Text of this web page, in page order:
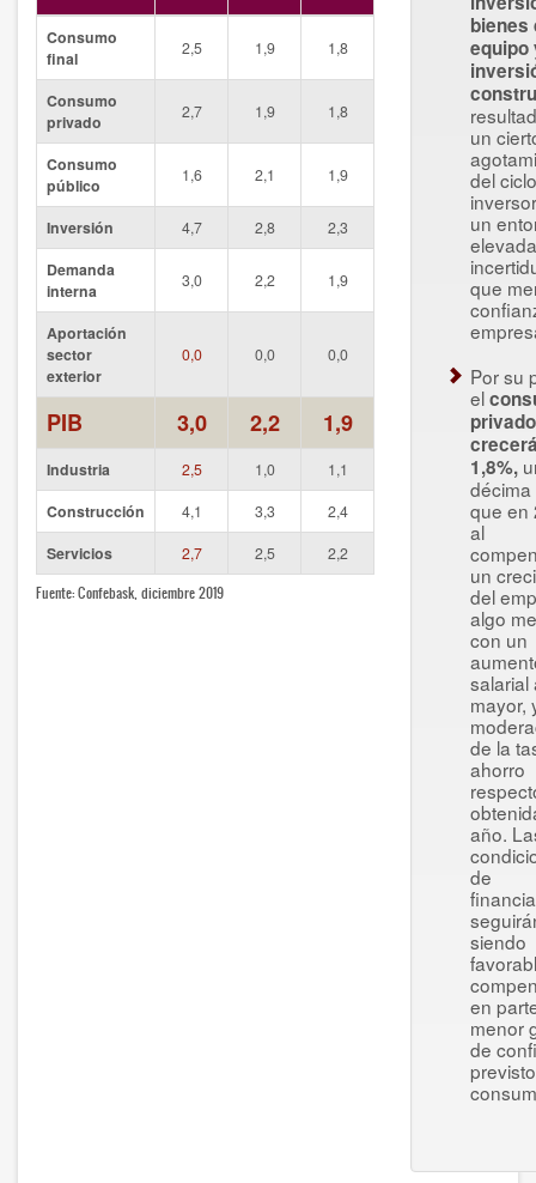
Consumo
final
2,5 1,9 1,8
Consumo
privado
2,7 1,9 1,8
Consumo
público
1,6 2,1 1,9
Inversión 4,7 2,8 2,3
Demanda
interna
3,0 2,2 1,9
Aportación
sector
exterior
0,0 0,0 0,0
PIB 3,0 2,2 1,9
Industria 2,5 1,0 1,1
Construcción 4,1 3,3 2,4
Servicios 2,7 2,5 2,2
Fuente: Confebask, diciembre 2019
bienes
equipo
un
del ciclo
un
elevada
que
Por su
el
privado
1,8%,
que en
al
un
del
algo
con un
salarial
mayor,
de la
ahorro
año.
de
siendo
en
menor
de